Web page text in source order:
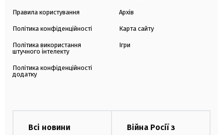
Правила користування
Політика конфіденційності
Політика використання
штучного інтелекту
Політика конфіденційності
додатку
Архів
Карта сайту
Ігри
Всі новини
Війна Росії з